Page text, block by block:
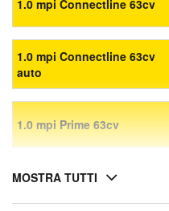
1.0 mpi Connectline 63cv
1.0 mpi Connectline 63cv
auto
1.0 mpi Prime 63cv
MOSTRA TUTTI